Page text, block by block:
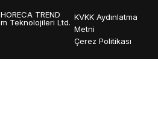
TREND
Teknolojileri Ltd.
KVKK Aydınlatma
Metni
Çerez Politikası